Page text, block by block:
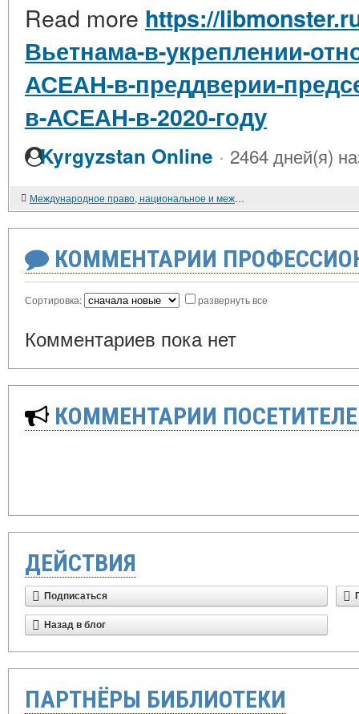
Read more https://
Вьетнама-в-укреплении-
АСЕАН-в-преддверии-
в-АСЕАН-в-2020-году
Kyrgyzstan Online · 2464 дней(я)
Международное право, национальное и международное правосудие и национальный суверенитет на примере взаимодействия стран в Южно-Китайском море
КОММЕНТАРИИ
Сортировка: развернуть все
Комментариев пока нет
КОММЕНТАРИИ
ДЕЙСТВИЯ
Подписаться
Назад в блог
ПАРТНЁРЫ БИБЛИОТЕКИ